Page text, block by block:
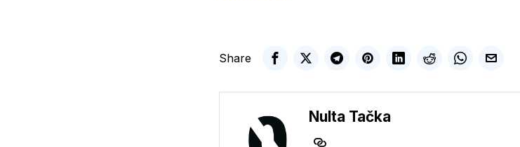
Share
Nulta Tačka